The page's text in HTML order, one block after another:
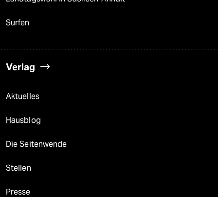
Surfen
Verlag
Aktuelles
Hausblog
Die Seitenwende
Stellen
Presse